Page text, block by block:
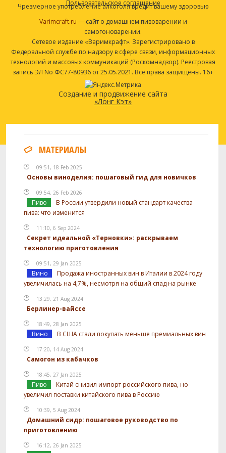
Пользовательское соглашение
Чрезмерное употребление алкоголя вредит вашему здоровью
Varimcraft.ru — сайт о домашнем пивоварении и
самогоноварении.
Сетевое издание «Варимкрафт». Зарегистрировано в
Федеральной службе по надзору в сфере связи, информационных
технологий и массовых коммуникаций (Роскомнадзор). Реестровая
запись ЭЛ No ФС77-80936 от 25.05.2021. Все права защищены. 16+
Создание и продвижение сайта
«Лонг Кэт»
МАТЕРИАЛЫ
09:51, 18 Feb 2025
Основы виноделия: пошаговый гид для новичков
09:54, 26 Feb 2026
Пиво
В России утвердили новый стандарт качества
пива: что изменится
11:10, 6 Sep 2024
Секрет идеальной «Терновки»: раскрываем
технологию приготовления
09:51, 29 Jan 2025
Вино
Продажа иностранных вин в Италии в 2024 году
увеличилась на 4,7%, несмотря на общий спад на рынке
13:29, 21 Aug 2024
Берлинер-вайссе
18:49, 28 Jan 2025
Вино В США стали покупать меньше премиальных вин
17:20, 14 Aug 2024
Самогон из кабачков
18:45, 27 Jan 2025
Пиво
Китай снизил импорт российского пива, но
увеличил поставки китайского пива в Россию
10:39, 5 Aug 2024
Домашний сидр: пошаговое руководство по
приготовлению
16:12, 26 Jan 2025